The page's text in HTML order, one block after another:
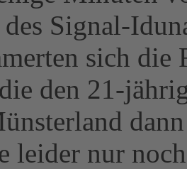
Signal-
sich die
den 21-
leider nur